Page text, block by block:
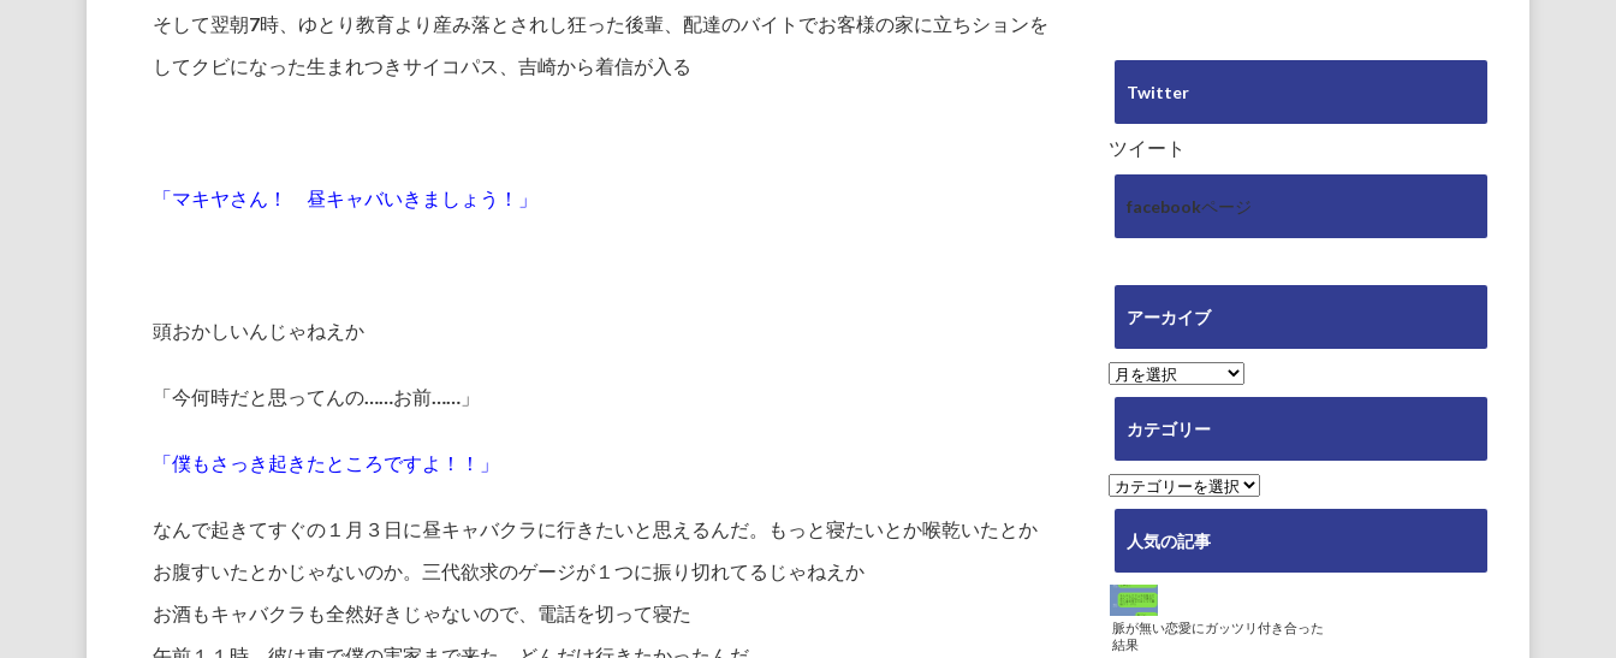
そして翌朝7時、ゆとり教育より産み落とされし狂った後輩、配達のバイトでお客様の家に立ちションを
してクビになった生まれつきサイコパス、吉崎から着信が入る
「マキヤさん！ 昼キャバいきましょう！」
頭おかしいんじゃねえか
「今何時だと思ってんの……お前……」
「僕もさっき起きたところですよ！！」
なんで起きてすぐの１月３日に昼キャバクラに行きたいと思えるんだ。もっと寝たいとか喉乾いたとか
お腹すいたとかじゃないのか。三代欲求のゲージが１つに振り切れてるじゃねえか
お酒もキャバクラも全然好きじゃないので、電話を切って寝た
Twitter
ツイート
facebookページ
アーカイブ
ア
ー
ブ
カテゴリー
カ
テ
ー
人気の記事
脈が無い恋愛にガッツリ付き合った
結果